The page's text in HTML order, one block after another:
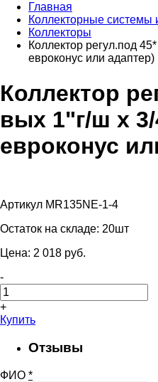
Главная
Коллекторные системы
Коллекторы
Коллектор регул.под
евроконус или адаптер)
Коллектор
вых 1"г/ш х
евроконус
Артикул MR135NE-1-4
Остаток на складе: 20шт
Цена: 2 018 pуб.
-
+
Купить
Отзывы
ФИО *